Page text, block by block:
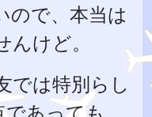
ので、本当は
けど。
では特別らし